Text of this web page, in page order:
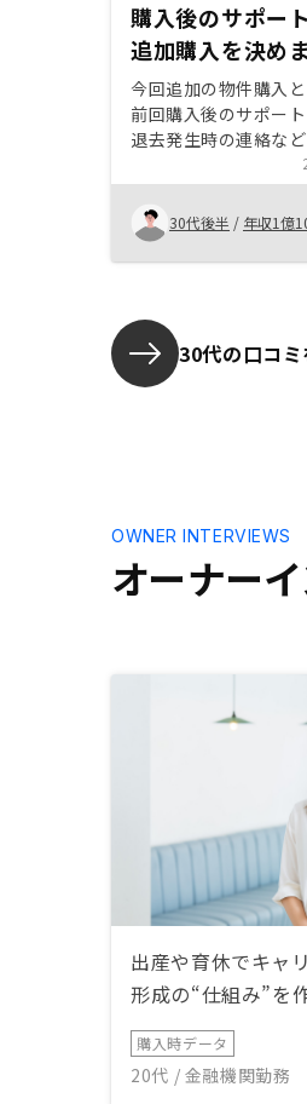
購入後のサポー
追加購入を決め
今回追加の物件購入と
前回購入後のサポー
退去発生時の連絡な
だったのでRENOSY
決めました。初回購
含め丁寧に説明いた
できました。
30代後半 / 年収1億
30代の口コ
オーナー
OWNER INTERVIEWS
出産や育休でキャ
形成の“仕組み”を
購入時データ
20代 / 金融機関勤務